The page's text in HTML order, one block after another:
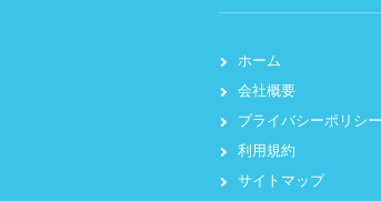
ホーム
会社概要
プライバシーポリシー
利用規約
サイトマップ